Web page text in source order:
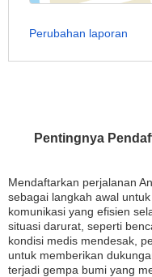
Pentingnya
Mendaftarkan perjalanan
sebagai langkah awal
komunikasi yang efisien
situasi darurat, seperti
kondisi medis mendesak,
untuk memberikan
terjadi gempa bumi yang
Perubahan laporan